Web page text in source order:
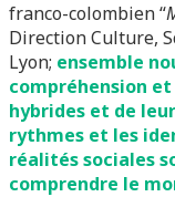
franco-colombien “
Direction Culture,
Lyon; ensemble
compréhension
hybrides et de
rythmes et les
réalités sociales
comprendre le